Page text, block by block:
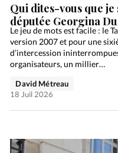
Qui dites-vous que je
députée Georgina
Le jeu de mots est facile : le
version 2007 et pour une
d’intercession
organisateurs, un millier…
David Métreau
18 Juil 2026